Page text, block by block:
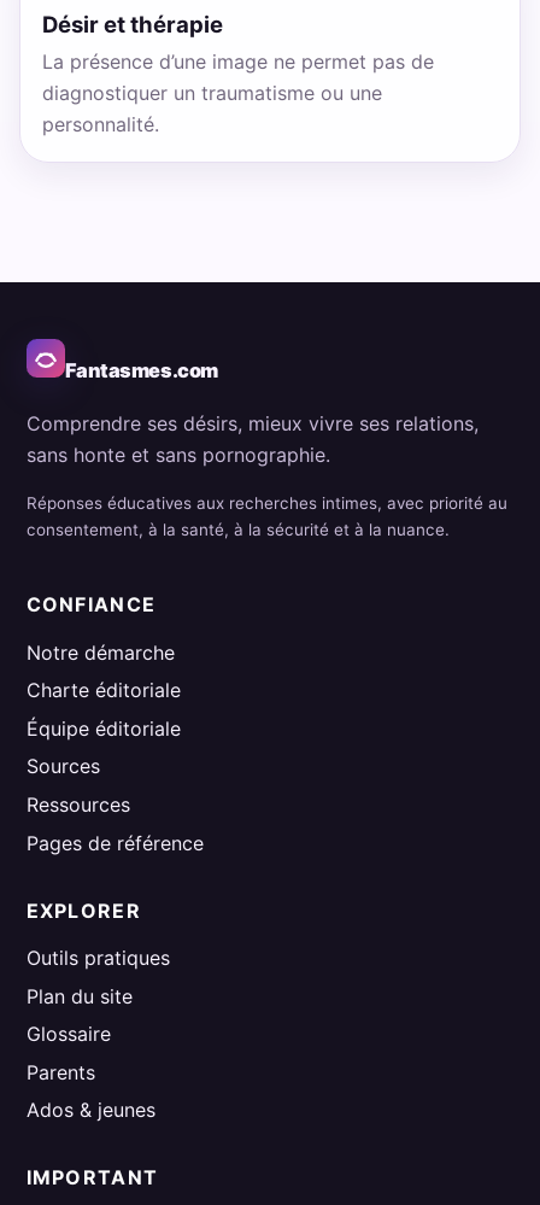
Désir et thérapie
La présence d’une image ne permet pas de
diagnostiquer un traumatisme ou une
personnalité.
Fantasmes.com
Comprendre ses désirs, mieux vivre ses relations,
sans honte et sans pornographie.
Réponses éducatives aux recherches intimes, avec priorité au
consentement, à la santé, à la sécurité et à la nuance.
CONFIANCE
Notre démarche
Charte éditoriale
Équipe éditoriale
Sources
Ressources
Pages de référence
EXPLORER
Outils pratiques
Plan du site
Glossaire
Parents
Ados & jeunes
IMPORTANT